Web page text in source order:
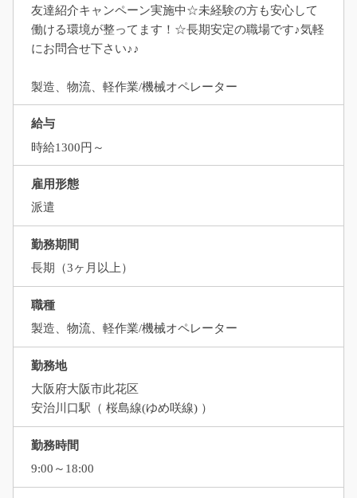
友達紹介キャンペーン実施中☆未経験の方も安心して
働ける環境が整ってます！☆長期安定の職場です♪気軽
にお問合せ下さい♪♪
製造、物流、軽作業/機械オペレーター
給与
時給1300円～
雇用形態
派遣
勤務期間
長期（3ヶ月以上）
職種
製造、物流、軽作業/機械オペレーター
勤務地
大阪府大阪市此花区
安治川口駅（ 桜島線(ゆめ咲線) ）
勤務時間
9:00～18:00